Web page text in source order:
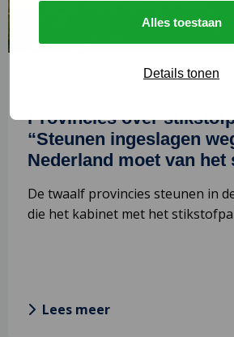
Alles toestaan
Details tonen
Provincies over
“Steunen ingeslagen
Nederland moet van het
De twaalf provincies steunen in
die het kabinet met het
Lees meer
ingeslagen
weg,
want